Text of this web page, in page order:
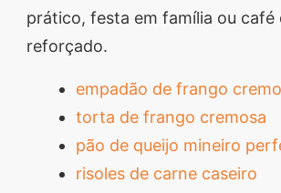
prático, festa em família ou café
reforçado.
empadão de frango
torta de frango cremosa
pão de queijo mineiro
risoles de carne caseiro